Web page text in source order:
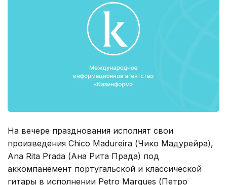
На вечере празднования исполнят свои
произведения Chico Madureira (Чико Мадурейра),
Ana Rita Prada (Ана Рита Прада) под
аккомпанемент португальской и классической
гитары в исполнении Petro Marques (Петро